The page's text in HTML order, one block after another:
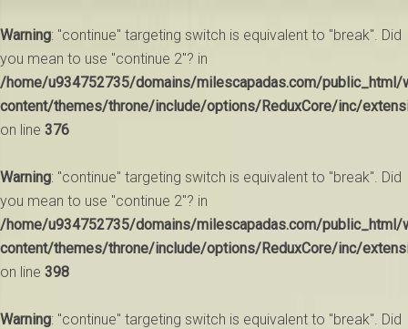
Warning: "continue" targeting switch is equivalent to "break". Did
you mean to use "continue 2"? in
/home/u934752735/domains/milescapadas.com/public_html/
content/themes/throne/include/options/ReduxCore/inc/
on line 376
Warning: "continue" targeting switch is equivalent to "break". Did
you mean to use "continue 2"? in
/home/u934752735/domains/milescapadas.com/public_html/
content/themes/throne/include/options/ReduxCore/inc/
on line 398
Warning: "continue" targeting switch is equivalent to "break". Did